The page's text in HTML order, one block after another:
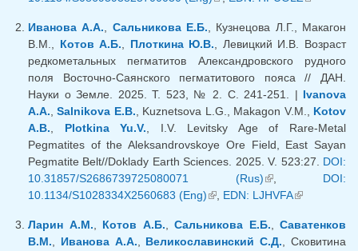
Иванова А.А., Сальникова Е.Б., Кузнецова Л.Г., Макагон
В.М., Котов А.Б., Плоткина Ю.В., Левицкий И.В. Возраст
редкометальных пегматитов Александровского рудного
поля Восточно-Саянского пегматитового пояса // ДАН.
Науки о Земле. 2025. Т. 523, № 2. С. 241-251. | Ivanova
A.A.,Salnikova E.B., Kuznetsova L.G., Makagon V.M., Kotov
A.B., Plotkina Yu.V., I.V. Levitsky Age of Rare-Metal
Pegmatites of the Aleksandrovskoye Ore Field, East Sayan
Pegmatite Belt//Doklady Earth Sciences. 2025. V. 523:27. DOI:
10.31857/S2686739725080071 (Rus)(внешняя
ссылка)
, DOI:
10.1134/S1028334X2560683 (Eng)(внешняя ссылка)
, EDN: LJHVFA(внешняя
Ларин А.М., Котов А.Б., Сальникова Е.Б., Саватенков
В.М., Иванова А.А., Великославинский С.Д., Сковитина